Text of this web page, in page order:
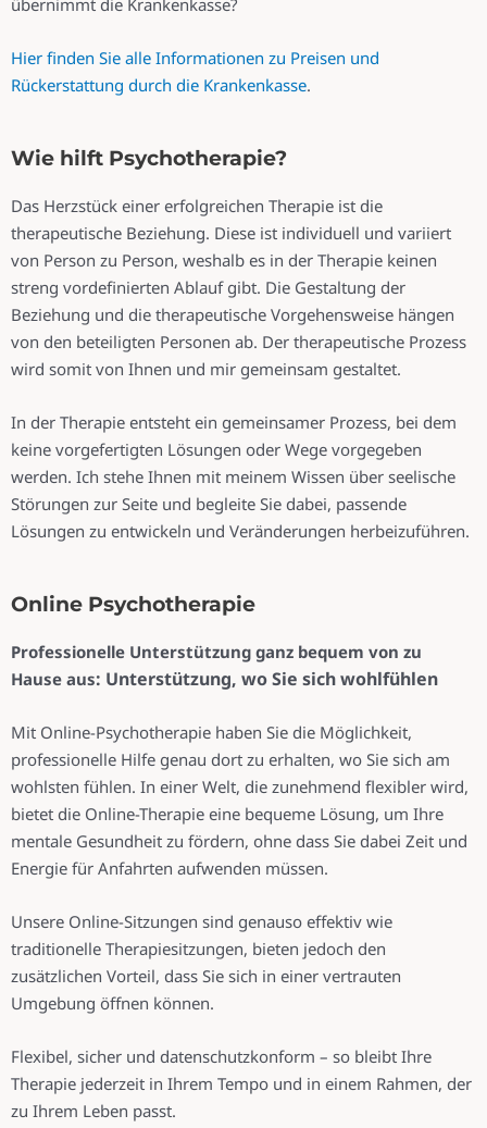
Hier finden Sie alle Informationen zu Preisen und
Rückerstattung durch die Krankenkasse.
Wie hilft Psychotherapie?
Das Herzstück einer erfolgreichen Therapie ist die
therapeutische Beziehung. Diese ist individuell und variiert
von Person zu Person, weshalb es in der Therapie keinen
streng vordefinierten Ablauf gibt. Die Gestaltung der
Beziehung und die therapeutische Vorgehensweise hängen
von den beteiligten Personen ab. Der therapeutische Prozess
wird somit von Ihnen und mir gemeinsam gestaltet.
In der Therapie entsteht ein gemeinsamer Prozess, bei dem
keine vorgefertigten Lösungen oder Wege vorgegeben
werden. Ich stehe Ihnen mit meinem Wissen über seelische
Störungen zur Seite und begleite Sie dabei, passende
Lösungen zu entwickeln und Veränderungen herbeizuführen.
Online Psychotherapie
Professionelle Unterstützung ganz bequem von zu
Hause aus: Unterstützung, wo Sie sich wohlfühlen
Mit Online-Psychotherapie haben Sie die Möglichkeit,
professionelle Hilfe genau dort zu erhalten, wo Sie sich am
wohlsten fühlen. In einer Welt, die zunehmend flexibler wird,
bietet die Online-Therapie eine bequeme Lösung, um Ihre
mentale Gesundheit zu fördern, ohne dass Sie dabei Zeit und
Energie für Anfahrten aufwenden müssen.
Unsere Online-Sitzungen sind genauso effektiv wie
traditionelle Therapiesitzungen, bieten jedoch den
zusätzlichen Vorteil, dass Sie sich in einer vertrauten
Umgebung öffnen können.
Flexibel, sicher und datenschutzkonform – so bleibt Ihre
Therapie jederzeit in Ihrem Tempo und in einem Rahmen, der
zu Ihrem Leben passt.